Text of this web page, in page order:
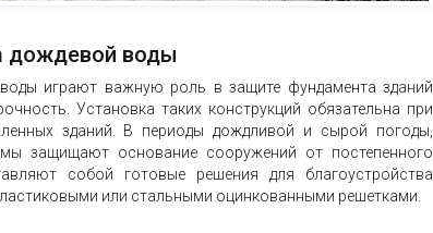
дождевой воды
играют важную роль в защите фундамента зданий
Установка таких конструкций обязательна при
зданий. В периоды дождливой и сырой погоды,
защищают основание сооружений от постепенного
собой готовые решения для благоустройства
или стальными оцинкованными решетками.